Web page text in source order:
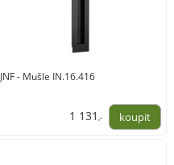
JNF - Mušle IN.16.416
1 131 ,-